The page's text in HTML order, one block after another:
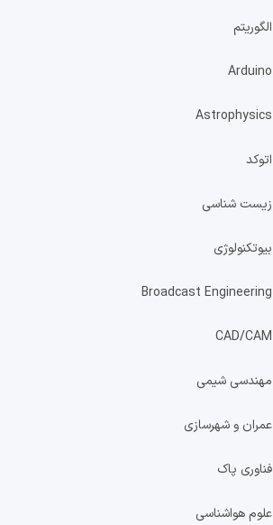
الگوریتم
Arduino
Astrophysics
اتوکد
زیست شناسی
بیوتکنولوژی
Broadcast Engineering
CAD/CAM
مهندسی شیمی
عمران و شهرسازی
فناوری پاک
علوم هواشناسی